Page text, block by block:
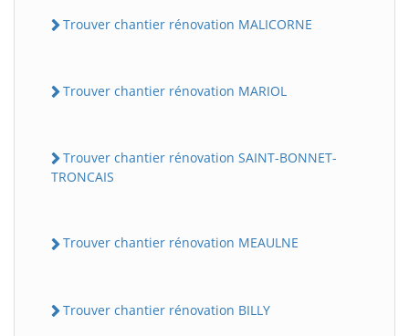
Trouver chantier rénovation MALICORNE
Trouver chantier rénovation MARIOL
Trouver chantier rénovation SAINT-BONNET-
TRONCAIS
Trouver chantier rénovation MEAULNE
Trouver chantier rénovation BILLY